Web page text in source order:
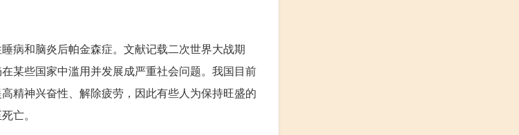
病和脑炎后帕金森症。文献记载二次世界大战期
某些国家中滥用并发展成严重社会问题。我国目前
精神兴奋性、解除疲劳，因此有些人为保持旺盛的
亡。